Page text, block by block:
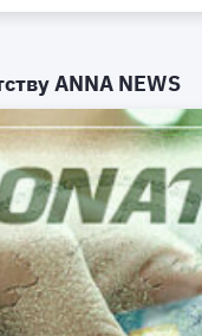
ANNA NEWS